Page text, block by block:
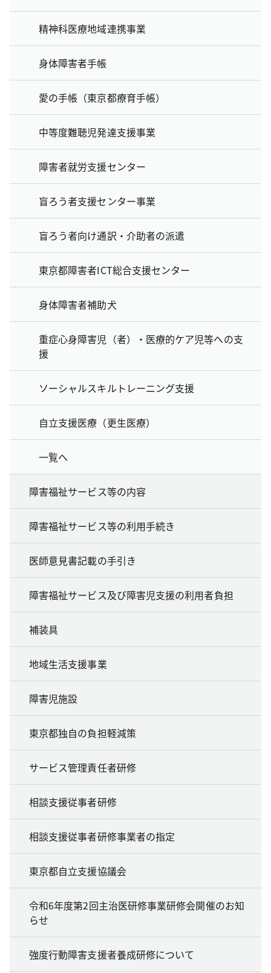
精神科医療地域連携事業
身体障害者手帳
愛の手帳（東京都療育手帳）
中等度難聴児発達支援事業
障害者就労支援センター
盲ろう者支援センター事業
盲ろう者向け通訳・介助者の派遣
東京都障害者ICT総合支援センター
身体障害者補助犬
重症心身障害児（者）・医療的ケア児等への支
援
ソーシャルスキルトレーニング支援
自立支援医療（更生医療）
一覧へ
障害福祉サービス等の内容
障害福祉サービス等の利用手続き
医師意見書記載の手引き
障害福祉サービス及び障害児支援の利用者負担
補装具
地域生活支援事業
障害児施設
東京都独自の負担軽減策
サービス管理責任者研修
相談支援従事者研修
相談支援従事者研修事業者の指定
東京都自立支援協議会
令和6年度第2回主治医研修事業研修会開催のお知
らせ
強度行動障害支援者養成研修について